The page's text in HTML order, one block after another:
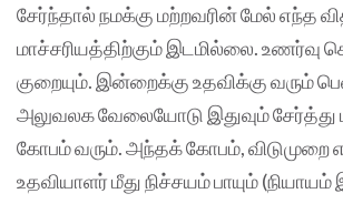
சேர்ந்தால் நமக்கு மற்றவரின் மேல் எந்த
மாச்சரியத்திற்கும் இடமில்லை. உணர்வு
குறையும். இன்றைக்கு உதவிக்கு வரும்
அலுவலக வேலையோடு இதுவும் சேர்த்து
கோபம் வரும். அந்தக் கோபம், விடுமுறை
உதவியாளர் மீது நிச்சயம் பாயும்